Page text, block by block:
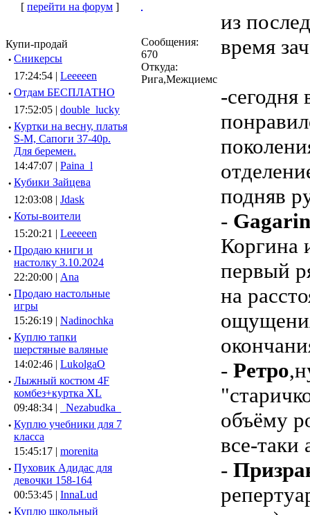
[ перейти на форум ]
Купи-продай
· Сникерсы
17:24:54 | Leeeeen
· Отдам БЕСПЛАТНО
17:52:05 | double_lucky
· Куртки на весну, платья
S-M, Сапоги 37-40р.
Для беремен.
14:47:07 | Paina_l
· Кубики Зайцева
12:03:08 | Jdask
· Коты-воители
15:20:21 | Leeeeen
· Продаю книги и
настолку 3.10.2024
22:20:00 | Ana
· Продаю настольные
игры
15:26:19 | Nadinochka
· Куплю тапки
шерстяные валяные
14:02:46 | LukolgaO
· Лыжный костюм 4F
комбез+куртка XL
09:48:34 |
_Nezabudka_
· Куплю учебники для 7
класса
15:45:17 | morenita
· Пуховик Адидас для
девочки 158-164
00:53:45 | InnaLud
Куплю школьный
Сообщения:
670
Откуда:
Рига,Межциемс
из
время
-сегодня
подняв
-
Коргина
первый
на
- Ретро
объёму
все-
-